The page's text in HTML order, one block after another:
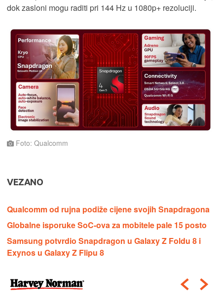
dok zasloni mogu raditi pri 144 Hz u 1080p+ rezoluciji.
Foto: Qualcomm
VEZANO
Qualcomm od rujna podiže cijene svojih Snapdragona
Globalne isporuke SoC-ova za mobitele pale 15 posto
Samsung potvrdio Snapdragon u Galaxy Z Foldu 8 i
Exynos u Galaxy Z Flipu 8